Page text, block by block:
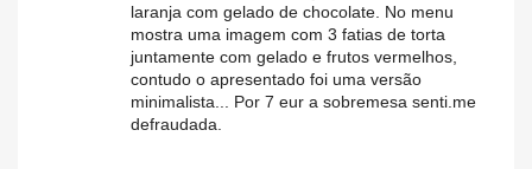
laranja com gelado de chocolate. No menu
mostra uma imagem com 3 fatias de torta
juntamente com gelado e frutos vermelhos,
contudo o apresentado foi uma versão
minimalista... Por 7 eur a sobremesa senti.me
defraudada.